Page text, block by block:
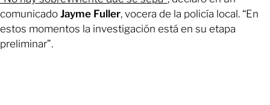
comunicado Jayme Fuller, vocera de la policía local. “En
estos momentos la investigación está en su etapa
preliminar”.